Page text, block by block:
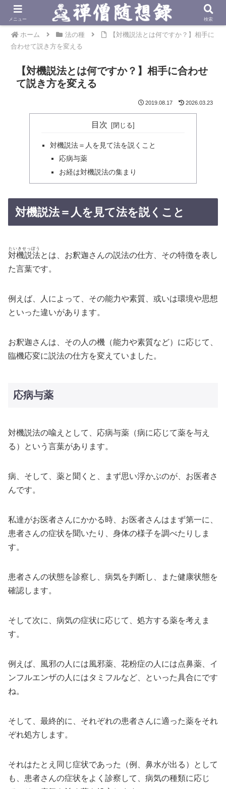
ホーム 法の種
【対機説法とは何ですか？】相手に
合わせて説き方を変える
【対機説法とは何ですか？】相手に合わせ
て説き方を変える
2019.08.17 2026.03.23
目次
対機説法＝人を見て法を説くこと
応病与薬
お経は対機説法の集まり
対機説法＝人を見て法を説くこと
対機説法
たいきせっぽう
とは、お釈迦さんの説法の仕方、その特徴を表し
た言葉です。
例えば、人によって、その能力や素質、或いは環境や思想
といった違いがあります。
お釈迦さんは、その人の機（能力や素質など）に応じて、
臨機応変に説法の仕方を変えていました。
応病与薬
対機説法の喩えとして、応病与薬（病に応じて薬を与え
る）という言葉があります。
病、そして、薬と聞くと、まず思い浮かぶのが、お医者さ
んです。
私達がお医者さんにかかる時、お医者さんはまず第一に、
患者さんの症状を聞いたり、身体の様子を調べたりしま
す。
患者さんの状態を診察し、病気を判断し、また健康状態を
確認します。
そして次に、病気の症状に応じて、処方する薬を考えま
す。
例えば、風邪の人には風邪薬、花粉症の人には点鼻薬、イ
ンフルエンザの人にはタミフルなど、といった具合にです
ね。
そして、最終的に、それぞれの患者さんに適った薬をそれ
ぞれ処方します。
それはたとえ同じ症状であった（例、鼻水が出る）として
も、患者さんの症状をよく診察して、病気の種類に応じ
メニュー 検索